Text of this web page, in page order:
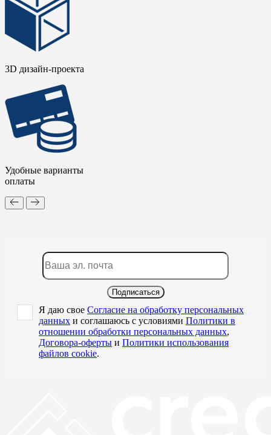
3D дизайн-проекта
Удобные варианты
оплаты
Подписаться
Я даю свое Согласие на обработку персональных
данных и соглашаюсь с условиями Политики в
отношении обработки персональных данных,
Договора-оферты и Политики использования
файлов cookie.